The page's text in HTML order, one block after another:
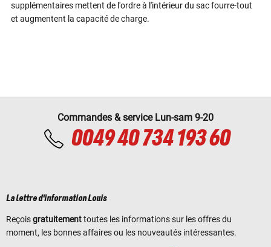
supplémentaires mettent de l'ordre à l'intérieur du sac fourre-tout
et augmentent la capacité de charge.
Commandes & service Lun-sam 9-20
0049 40 734 193 60
La lettre d'information Louis
Reçoisgratuitementtoutes les informations sur les offres du
moment, les bonnes affaires ou les nouveautés intéressantes.